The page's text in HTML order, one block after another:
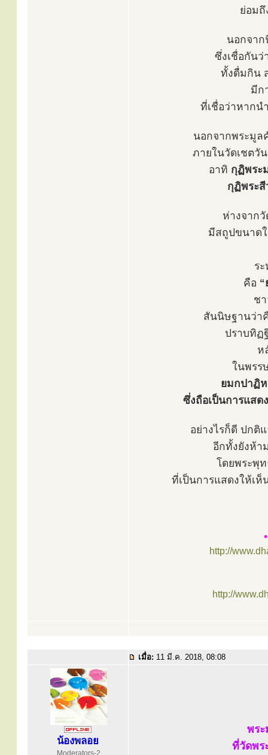
ย่อม
นอกจา
ซึ่งเชื่อกัน
ทั้งดื่มกิน
มีก
ที่เชื่อว่าหากน
นอกจากพระมูล
ภายในวัดเชตวั
อาทิ กุฏิพระ
กุฏิพระ
ห่างจาก
มีสถูปขนาด
ร
คือ
ช
สันนิษฐานว่า
ปราบทิฏ
ห
ในพรร
ยมกปาฏิห
ซึ่งถือเป็นการแส
อย่างไรก็ดี ปกติ
อีกทั้งยังห้า
โดยพระพุ
ที่เป็นการแสดงให้เ
http://
http://
เมื่อ: 11 มี.ค. 2018, 08:08
น้องพลอย
Moderators-2
พร
ที่วัดพร